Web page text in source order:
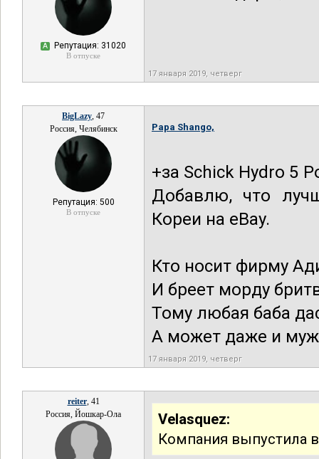
А Репутация: 31020
В отпуске
17 января 2019, четверг
BigLazy, 47
Россия, Челябинск
Репутация: 500
В отпуске
Papa Shango,
+за Schick Hydro 5
Добавлю, что
Кореи на eBay.
Кто носит фирму
И бреет морду
Тому любая баба
А может даже и
17 января 2019, четверг
reiter, 41
Россия, Йошкар-Ола
Velasquez:
Компания выпустила